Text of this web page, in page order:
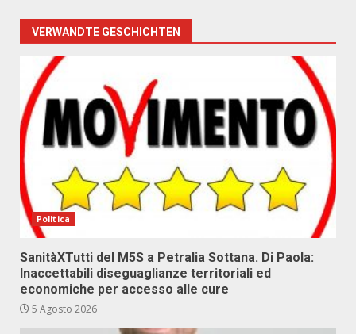
VERWANDTE GESCHICHTEN
Politica
SanitàXTutti del M5S a Petralia Sottana. Di Paola:
Inaccettabili diseguaglianze territoriali ed
economiche per accesso alle cure
5 Agosto 2026